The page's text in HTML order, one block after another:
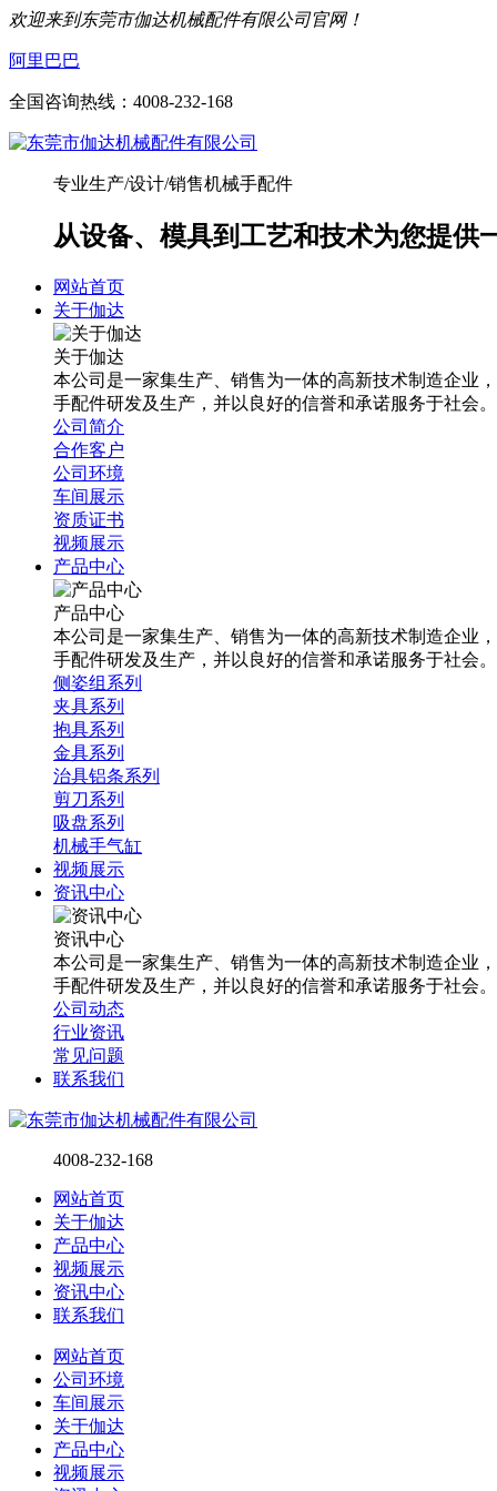
欢迎来到东莞市伽达机械配件有限公司官网！
阿里巴巴
全国咨询热线： 4008-232-168
专业生产/设计/销售机械手配件
从设备、模具到工艺和技术为您提供
网站首页
关于伽达
关于伽达
本公司是一家集生产、销售为一体的高新技术制造企业
手配件研发及生产，并以良好的信誉和承诺服务于社会。
公司简介
合作客户
公司环境
车间展示
资质证书
视频展示
产品中心
产品中心
本公司是一家集生产、销售为一体的高新技术制造企业
手配件研发及生产，并以良好的信誉和承诺服务于社会。
侧姿组系列
夹具系列
抱具系列
金具系列
治具铝条系列
剪刀系列
吸盘系列
机械手气缸
视频展示
资讯中心
资讯中心
本公司是一家集生产、销售为一体的高新技术制造企业
手配件研发及生产，并以良好的信誉和承诺服务于社会。
公司动态
行业资讯
常见问题
联系我们
4008-232-168
网站首页
关于伽达
产品中心
视频展示
资讯中心
联系我们
网站首页
公司环境
车间展示
关于伽达
产品中心
视频展示